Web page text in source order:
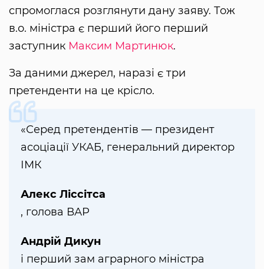
спромоглася розглянути дану заяву. Тож
в.о. міністра є перший його перший
заступник Максим Мартинюк.
За даними джерел, наразі є три
претенденти на це крісло.
«Серед претендентів — президент
асоціації УКАБ, генеральний директор
ІМК
Алекс Ліссітса
, голова ВАР
Андрій Дикун
і перший зам аграрного міністра